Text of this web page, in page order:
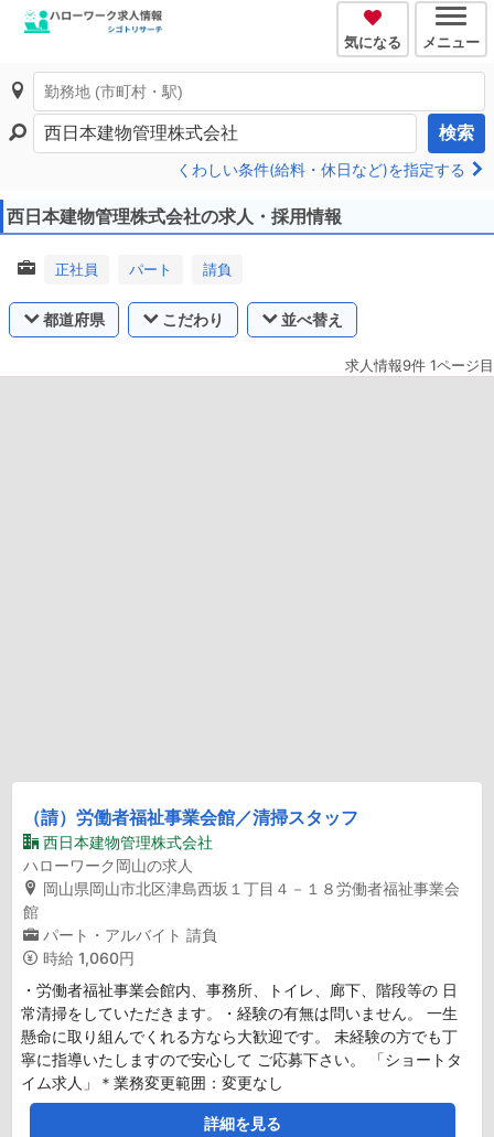
気になる メニュー
検索
くわしい条件(給料・休日など)を指定する
西日本建物管理株式会社の求人・採用情報
正社員 パート 請負
都道府県 こだわり 並べ替え
求人情報9件 1ページ目
（請）労働者福祉事業会館／清掃スタッフ
西日本建物管理株式会社
ハローワーク岡山の求人
岡山県岡山市北区津島西坂１丁目４－１８労働者福祉事業会
館
パート・アルバイト 請負
時給 1,060円
・労働者福祉事業会館内、事務所、トイレ、廊下、階段等の 日
常清掃をしていただきます。・経験の有無は問いません。 一生
懸命に取り組んでくれる方なら大歓迎です。 未経験の方でも丁
寧に指導いたしますので安心して ご応募下さい。 「ショートタ
イム求人」＊業務変更範囲：変更なし
詳細を見る